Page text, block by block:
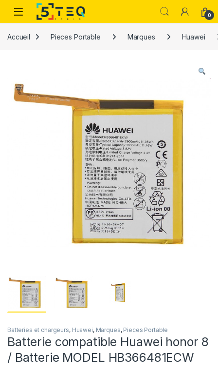
Passer à la navigation
Aller au contenu
0
Accueil Pieces Portable Marques Huawei
Batteries et chargeurs, Huawei, Marques, Pieces Portable
Batterie compatible Huawei honor 8
/ Batterie MODEL HB366481ECW